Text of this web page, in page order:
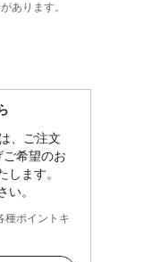
あります。
、ご注文
希望のお
します。
い。
種ポイントキ